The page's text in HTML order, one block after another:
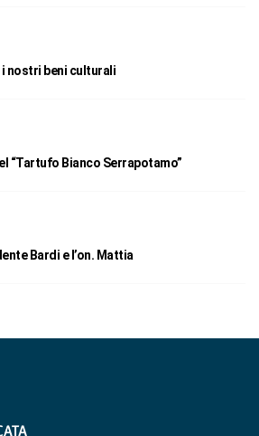
i nostri beni culturali
“Tartufo Bianco Serrapotamo”
Bardi e l’on. Mattia